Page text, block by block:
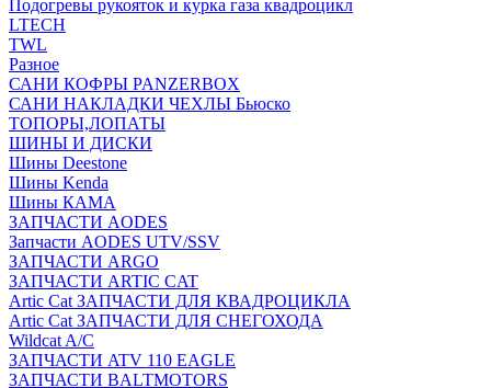
Подогревы рукояток и курка газа квадроцикл
LTECH
TWL
Разное
САНИ КОФРЫ PANZERBOX
САНИ НАКЛАДКИ ЧЕХЛЫ Бьюско
ТОПОРЫ,ЛОПАТЫ
ШИНЫ И ДИСКИ
Шины Deestone
Шины Kenda
Шины КАМА
ЗАПЧАСТИ AODES
Запчасти AODES UTV/SSV
ЗАПЧАСТИ ARGO
ЗАПЧАСТИ ARTIC CAT
Artic Cat ЗАПЧАСТИ ДЛЯ КВАДРОЦИКЛА
Artic Cat ЗАПЧАСТИ ДЛЯ СНЕГОХОДА
Wildcat A/C
ЗАПЧАСТИ ATV 110 EAGLE
ЗАПЧАСТИ BALTMOTORS